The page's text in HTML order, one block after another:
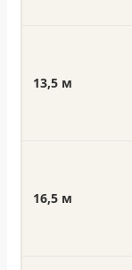
13,5 м
16,5 м